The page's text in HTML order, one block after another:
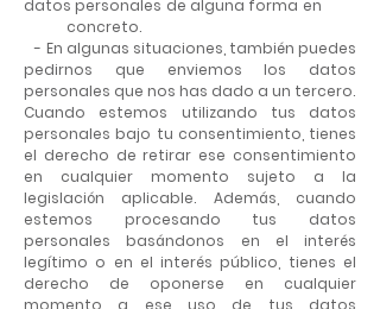
datos personales de alguna forma en
concreto.
- En algunas situaciones, también puedes
pedirnos que enviemos los datos
personales que nos has dado a un tercero.
Cuando estemos utilizando tus datos
personales bajo tu consentimiento, tienes
el derecho de retirar ese consentimiento
en cualquier momento sujeto a la
legislación aplicable. Además, cuando
estemos procesando tus datos
personales basándonos en el interés
legítimo o en el interés público, tienes el
derecho de oponerse en cualquier
momento a ese uso de tus datos